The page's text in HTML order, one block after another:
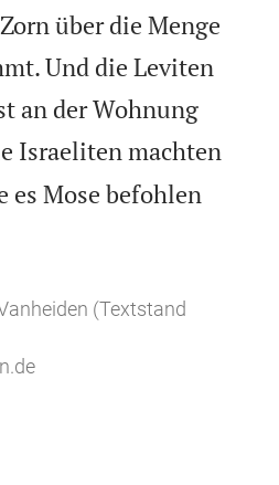
über die Menge
Und die Leviten
an der Wohnung
Israeliten machten
es Mose befohlen
(Textstand